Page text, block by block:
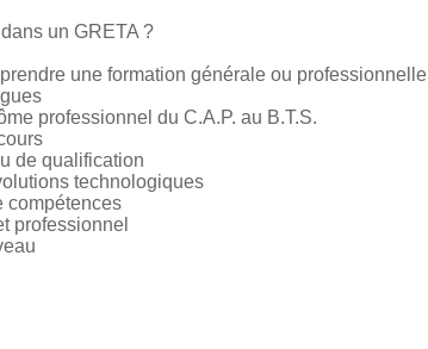
un GRETA ?
une formation générale ou professionnelle
professionnel du C.A.P. au B.T.S.
de qualification
technologiques
compétences
professionnel